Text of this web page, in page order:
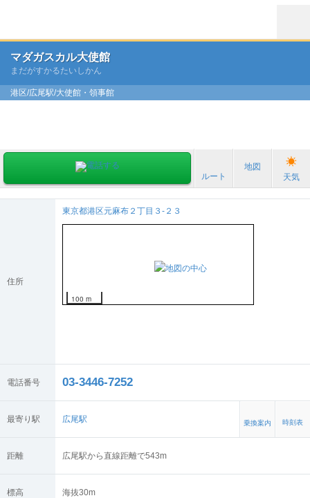
マダガスカル大使館
まだがすかるたいしかん
港区/広尾駅/大使館・領事館
ルート
地図
天気
住所
東京都港区元麻布２丁目３-２３
100 m
電話番号 03-3446-7252
最寄り駅 広尾駅 乗換案内 時刻表
距離 広尾駅から直線距離で543m
標高 海抜30m